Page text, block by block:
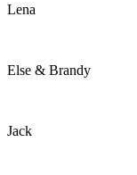
Lena
Else & Brandy
Jack